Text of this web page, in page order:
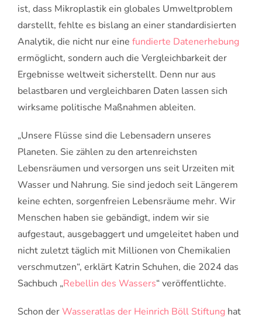
ist, dass Mikroplastik ein globales Umweltproblem
darstellt, fehlte es bislang an einer standardisierten
Analytik, die nicht nur eine fundierte Datenerhebung
ermöglicht, sondern auch die Vergleichbarkeit der
Ergebnisse weltweit sicherstellt. Denn nur aus
belastbaren und vergleichbaren Daten lassen sich
wirksame politische Maßnahmen ableiten.
„Unsere Flüsse sind die Lebensadern unseres
Planeten. Sie zählen zu den artenreichsten
Lebensräumen und versorgen uns seit Urzeiten mit
Wasser und Nahrung. Sie sind jedoch seit Längerem
keine echten, sorgenfreien Lebensräume mehr. Wir
Menschen haben sie gebändigt, indem wir sie
aufgestaut, ausgebaggert und umgeleitet haben und
nicht zuletzt täglich mit Millionen von Chemikalien
verschmutzen“, erklärt Katrin Schuhen, die 2024 das
Sachbuch „Rebellin des Wassers“ veröffentlichte.
Schon derWasseratlas der Heinrich Böll Stiftung hat